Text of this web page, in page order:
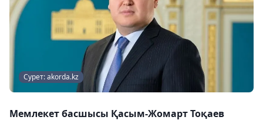
Сурет: akorda.kz
Мемлекет басшысы Қасым-Жомарт Тоқаев